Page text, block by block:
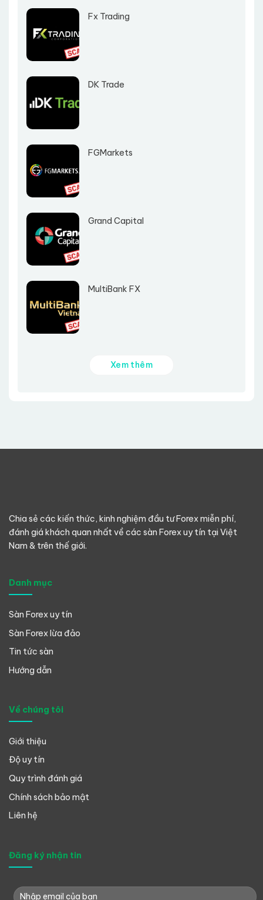
Fx Trading
DK Trade
FGMarkets
Grand Capital
MultiBank FX
Xem thêm
Chia sẻ các kiến thức, kinh nghiệm đầu tư Forex miễn phí,
đánh giá khách quan nhất về các sàn Forex uy tín tại Việt
Nam & trên thế giới.
Danh mục
Sàn Forex uy tín
Sàn Forex lừa đảo
Tin tức sàn
Hướng dẫn
Về chúng tôi
Giới thiệu
Độ uy tín
Quy trình đánh giá
Chính sách bảo mật
Liên hệ
Đăng ký nhận tin